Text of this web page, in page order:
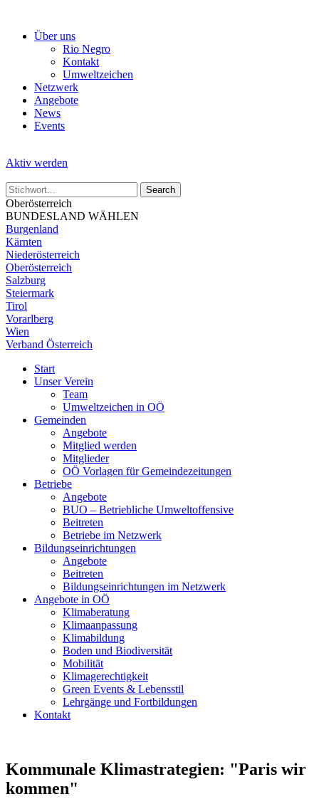
Über uns
Rio Negro
Kontakt
Umweltzeichen
Netzwerk
Angebote
News
Events
Aktiv werden
Oberösterreich
BUNDESLAND WÄHLEN
Burgenland
Kärnten
Niederösterreich
Oberösterreich
Salzburg
Steiermark
Tirol
Vorarlberg
Wien
Verband Österreich
Start
Unser Verein
Team
Umweltzeichen in OÖ
Gemeinden
Angebote
Mitglied werden
Mitglieder
OÖ Vorlagen für Gemeindezeitungen
Betriebe
Angebote
BUO – Betriebliche Umweltoffensive
Beitreten
Betriebe im Netzwerk
Bildungseinrichtungen
Angebote
Beitreten
Bildungseinrichtungen im Netzwerk
Angebote in OÖ
Klimaberatung
Klimaanpassung
Klimabildung
Boden und Biodiversität
Mobilität
Klimagerechtigkeit
Green Events & Lebensstil
Lehrgänge und Fortbildungen
Kontakt
Kommunale Klimastrategien: "Paris wir
kommen"